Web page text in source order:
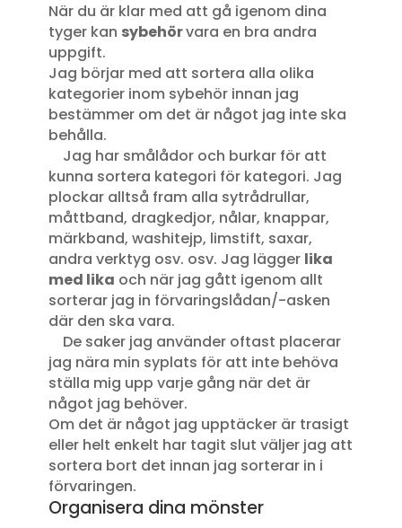
När du är klar med att gå igenom dina
tyger kan sybehörvara en bra andra
uppgift.
Jag börjar med att sortera alla olika
kategorier inom sybehör innan jag
bestämmer om det är något jag inte ska
behålla.
Jag har smålådor och burkar för att
kunna sortera kategori för kategori. Jag
plockar alltså fram alla sytrådrullar,
måttband, dragkedjor, nålar, knappar,
märkband, washitejp, limstift, saxar,
andra verktyg osv. osv. Jag lägger lika
med lika och när jag gått igenom allt
sorterar jag in förvaringslådan/-asken
där den ska vara.
De saker jag använder oftast placerar
jag nära min syplats för att inte behöva
ställa mig upp varje gång när det är
något jag behöver.
Om det är något jag upptäcker är trasigt
eller helt enkelt har tagit slut väljer jag att
sortera bort det innan jag sorterar in i
förvaringen.
Organisera dina mönster